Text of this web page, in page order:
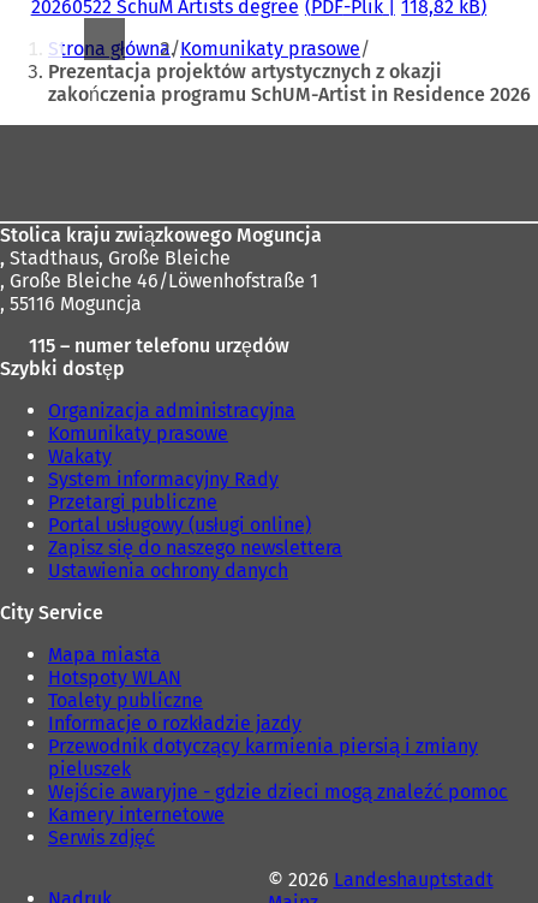
20260522 SchuM Artists degree
PDF-Plik 118,82 kB
Jesteś
tutaj:
Strona główna Komunikaty prasowe
Prezentacja projektów artystycznych z okazji
zakończenia programu SchUM-Artist in Residence 2026
Stolica kraju związkowego Moguncja
, Stadthaus, Große Bleiche
, Große Bleiche 46/Löwenhofstraße 1
, 55116 Moguncja
115 – numer telefonu urzędów
Szybki dostęp
Organizacja administracyjna
Komunikaty prasowe
Wakaty
System informacyjny Rady
Przetargi publiczne
Portal usługowy (usługi online)
Zapisz się do naszego newslettera
Ustawienia ochrony danych
City Service
Mapa miasta
Hotspoty WLAN
Toalety publiczne
Informacje o rozkładzie jazdy
Przewodnik dotyczący karmienia piersią i zmiany
pieluszek
Wejście awaryjne - gdzie dzieci mogą znaleźć pomoc
Kamery internetowe
Serwis zdjęć
© 2026 Landeshauptstadt